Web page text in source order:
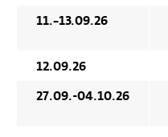
11.–13.09.26
12.09.26
27.09.-04.10.26